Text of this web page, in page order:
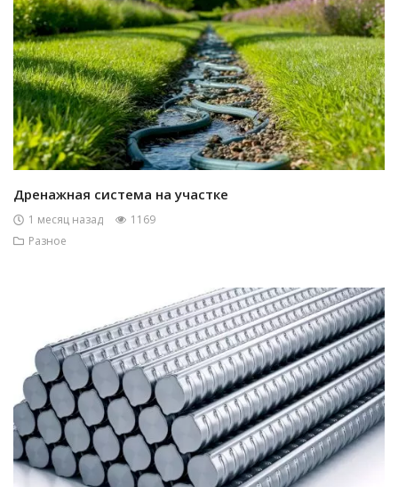
Дренажная система на участке
1 месяц назад
1169
Разное